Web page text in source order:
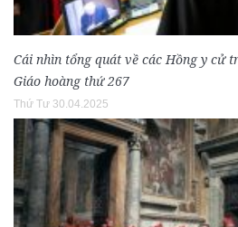
Cái nhìn tổng quát về các Hồng y cử
Giáo hoàng thứ 267
Thứ Tư 30.04.2025